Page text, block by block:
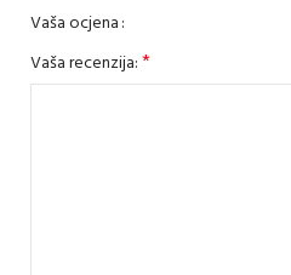
Vaša ocjena
Vaša recenzija:*